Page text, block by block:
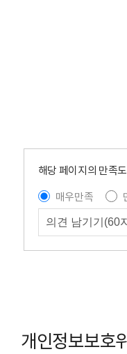
해당 페이지의 만족
매우만족
개인정보보호